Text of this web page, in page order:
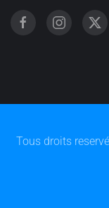
Tous droits